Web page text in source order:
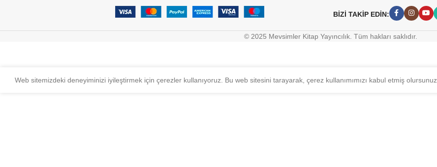
BİZİ TAKİP EDİN:
© 2025 Mevsimler Kitap Yayıncılık. Tüm hakları saklıdır.
Web sitemizdeki deneyiminizi iyileştirmek için çerezler kullanıyoruz. Bu web sitesini tarayarak, çerez kullanımımızı kabul etmiş olursunuz.